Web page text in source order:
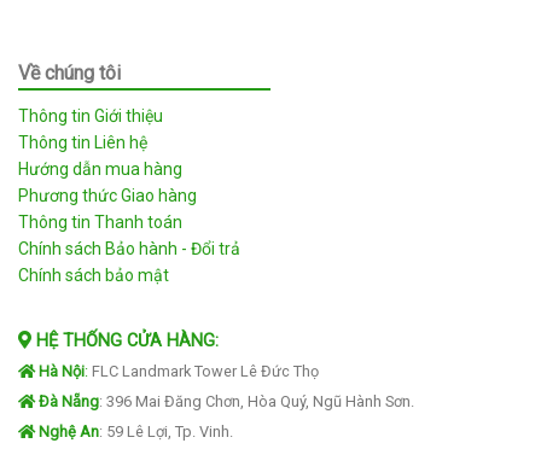
Về chúng tôi
Thông tin Giới thiệu
Thông tin Liên hệ
Hướng dẫn mua hàng
Phương thức Giao hàng
Thông tin Thanh toán
Chính sách Bảo hành - Đổi trả
Chính sách bảo mật
HỆ THỐNG CỬA HÀNG:
Hà Nội: FLC Landmark Tower Lê Đức Thọ
Đà Nẵng: 396 Mai Đăng Chơn, Hòa Quý, Ngũ Hành Sơn.
Nghệ An: 59 Lê Lợi, Tp. Vinh.